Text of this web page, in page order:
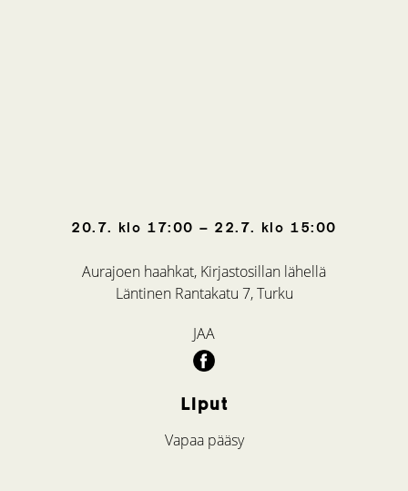
20.7. klo 17:00 – 22.7. klo 15:00
Aurajoen haahkat, Kirjastosillan lähellä
Läntinen Rantakatu 7, Turku
JAA
Liput
Vapaa pääsy